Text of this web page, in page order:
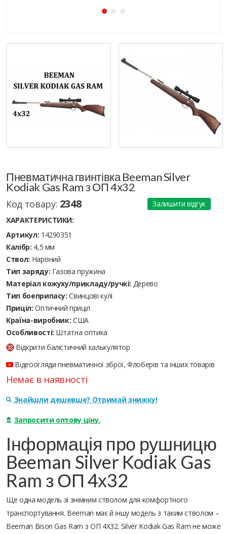
Пневматична гвинтівка Beeman Silver
Kodiak Gas Ram з ОП 4х32
Код товару: 2348
Залишити відгук
ХАРАКТЕРИСТИКИ:
Артикул: 14290351
Калібр: 4,5 мм
Ствол: Нарізний
Тип заряду: Газова пружина
Матеріал кожуху/прикладу/ручкі: Дерево
Тип боеприпасу: Cвинцові кулі
Приціл: Оптичний приціл
Країна-виробник: США
Особливості: Штатна оптика
Відкрити балістичний калькулятор
Відеоогляди пневматичної зброї, Флоберів та інших товарів
Немає в наявності
Знайшли дешевше? Отримай знижку!
Запросити оптову ціну.
Інформація про рушницю
Beeman Silver Kodiak Gas
Ram з ОП 4х32
Ще одна модель зі знімним стволом для комфортного
транспортування. Beeman має й іншу модель з таким стволом –
Beeman Bison Gas Ram з ОП 4Х32. Silver Kodiak Gas Ram не може